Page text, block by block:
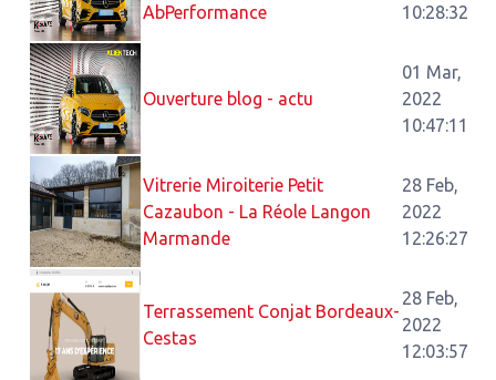
AbPerformance
10:28:32
Ouverture blog - actu
01 Mar,
2022
10:47:11
Vitrerie Miroiterie Petit
Cazaubon - La Réole Langon
Marmande
28 Feb,
2022
12:26:27
Terrassement Conjat Bordeaux-
Cestas
28 Feb,
2022
12:03:57